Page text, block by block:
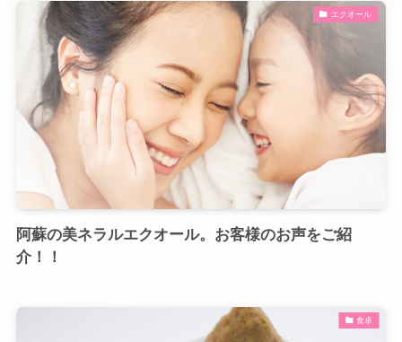
エクオール
阿蘇の美ネラルエクオール。お客様のお声をご紹
介！！
食卓